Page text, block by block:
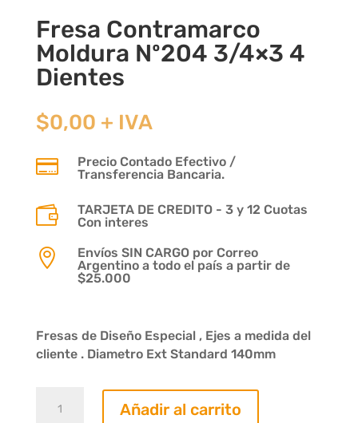
Fresa Contramarco
Moldura Nº204 3/4×3 4
Dientes
$0,00 + IVA

Precio Contado Efectivo /
Transferencia Bancaria.

TARJETA DE CREDITO - 3 y 12 Cuotas
Con interes

Envíos SIN CARGO por Correo
Argentino a todo el país a partir de
$25.000
Fresas de Diseño Especial , Ejes a medida del
cliente . Diametro Ext Standard 140mm
Contramarco
Añadir al carrito